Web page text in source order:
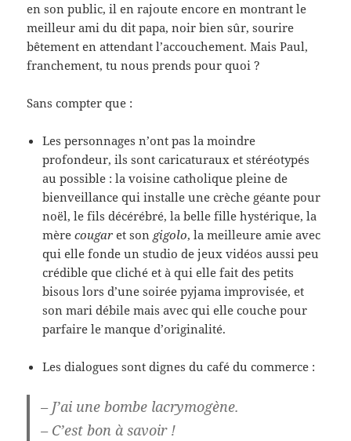
en son public, il en rajoute encore en montrant le
meilleur ami du dit papa, noir bien sûr, sourire
bêtement en attendant l’accouchement. Mais Paul,
franchement, tu nous prends pour quoi ?
Sans compter que :
Les personnages n’ont pas la moindre
profondeur, ils sont caricaturaux et stéréotypés
au possible : la voisine catholique pleine de
bienveillance qui installe une crèche géante pour
noël, le fils décérébré, la belle fille hystérique, la
mèrecougar et son gigolo, la meilleure amie avec
qui elle fonde un studio de jeux vidéos aussi peu
crédible que cliché et à qui elle fait des petits
bisous lors d’une soirée pyjama improvisée, et
son mari débile mais avec qui elle couche pour
parfaire le manque d’originalité.
Les dialogues sont dignes du café du commerce :
– J’ai une bombe lacrymogène.
– C’est bon à savoir !